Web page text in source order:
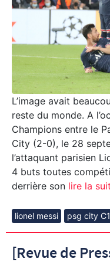
L’image avait
reste du monde. A
Champions entre le
City (2-0), le 28
l’attaquant parisien
4 buts toutes
derrière son lire la
lionel messi psg city C1
[Revue de